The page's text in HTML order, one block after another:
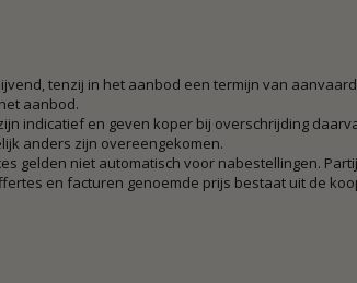
tenzij in het aanbod een termijn van
aanbod.
indicatief en geven koper bij overschrijding
anders zijn overeengekomen.
gelden niet automatisch voor nabestellingen.
en facturen genoemde prijs bestaat uit de